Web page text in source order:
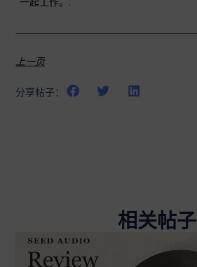
上一页
分享帖子：
相关帖子